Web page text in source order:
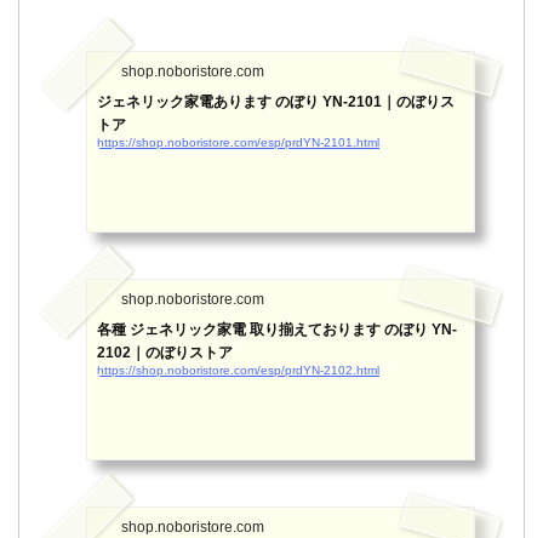
shop.noboristore.com
ジェネリック家電あります のぼり YN-2101｜のぼりス
トア
https://shop.noboristore.com/esp/prdYN-2101.html
shop.noboristore.com
各種 ジェネリック家電 取り揃えております のぼり YN-
2102｜のぼりストア
https://shop.noboristore.com/esp/prdYN-2102.html
shop.noboristore.com